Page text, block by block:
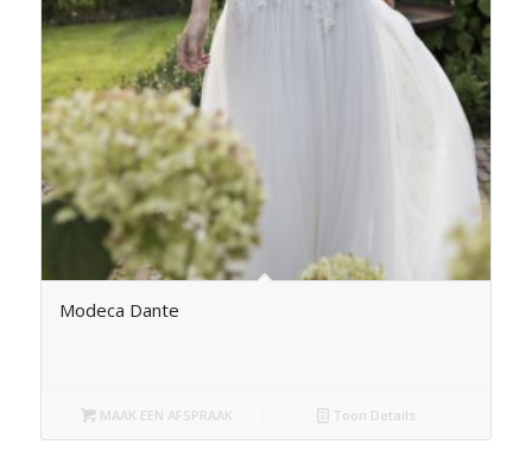
Modeca Dante
MAAK EEN AFSPRAAK Toon Details